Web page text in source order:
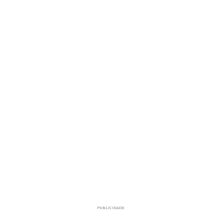
PUBLICIDADE